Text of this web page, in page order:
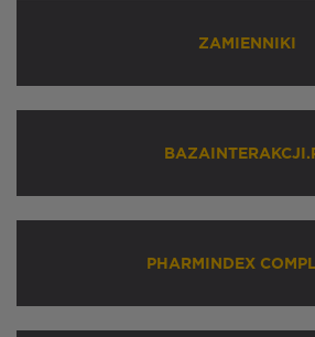
ZAMIENNIKI
PHARMINDEX